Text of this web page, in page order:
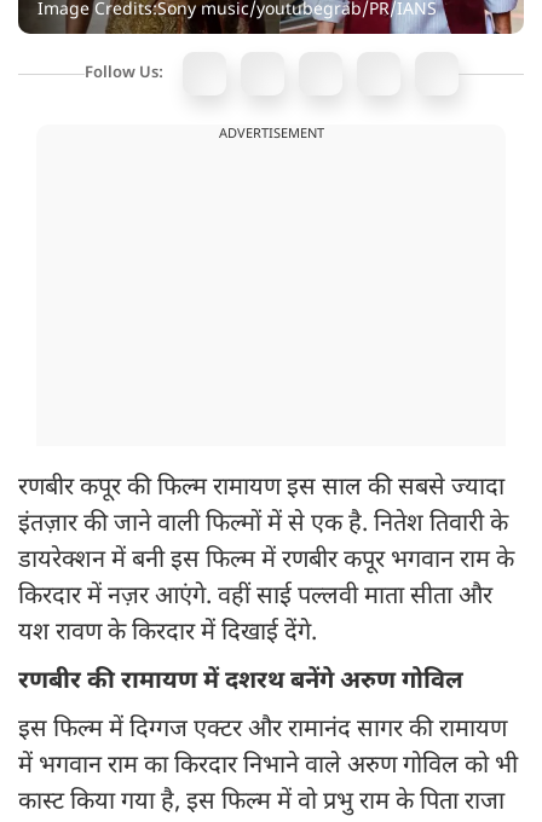
Image Credits:Sony music/youtubegrab/PR/IANS
Follow Us:
ADVERTISEMENT
रणबीर कपूर की फिल्म रामायण इस साल की सबसे ज्यादा
इंतज़ार की जाने वाली फिल्मों में से एक है. नितेश तिवारी के
डायरेक्शन में बनी इस फिल्म में रणबीर कपूर भगवान राम के
किरदार में नज़र आएंगे. वहीं साई पल्लवी माता सीता और
यश रावण के किरदार में दिखाई देंगे.
रणबीर की रामायण में दशरथ बनेंगे अरुण गोविल
इस फिल्म में दिग्गज एक्टर और रामानंद सागर की रामायण
में भगवान राम का किरदार निभाने वाले अरुण गोविल को भी
कास्ट किया गया है, इस फिल्म में वो प्रभु राम के पिता राजा